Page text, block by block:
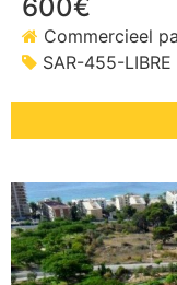
600€
Commercieel
SAR-455-LIBRE